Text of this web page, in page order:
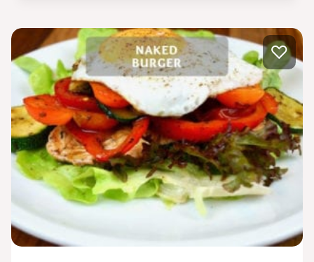
HIGH-
PROTEIN
DÖNER
BOWL
REZEPT
♡